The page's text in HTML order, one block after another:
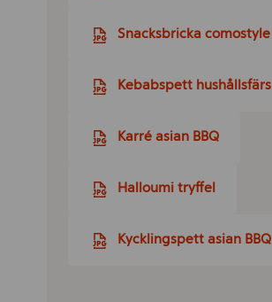
Snacksbricka comostyle
Kebabspett hushållsfärs
Karré asian BBQ
Halloumi tryffel
Kycklingspett asian BBQ